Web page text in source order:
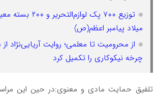
توزیع ۷۰۰ پک
میلاد پیامبر اعظم(ص)
از محرومیت تا معلمی؛ روایت آریایی‌نژاد
چرخه نیکوکاری را تکمیل کرد
تلفیق حمایت مادی و معنوی:در حین این